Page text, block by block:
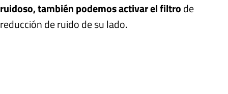
ruidoso, también podemos activar el filtrode
reducción de ruido de su lado.